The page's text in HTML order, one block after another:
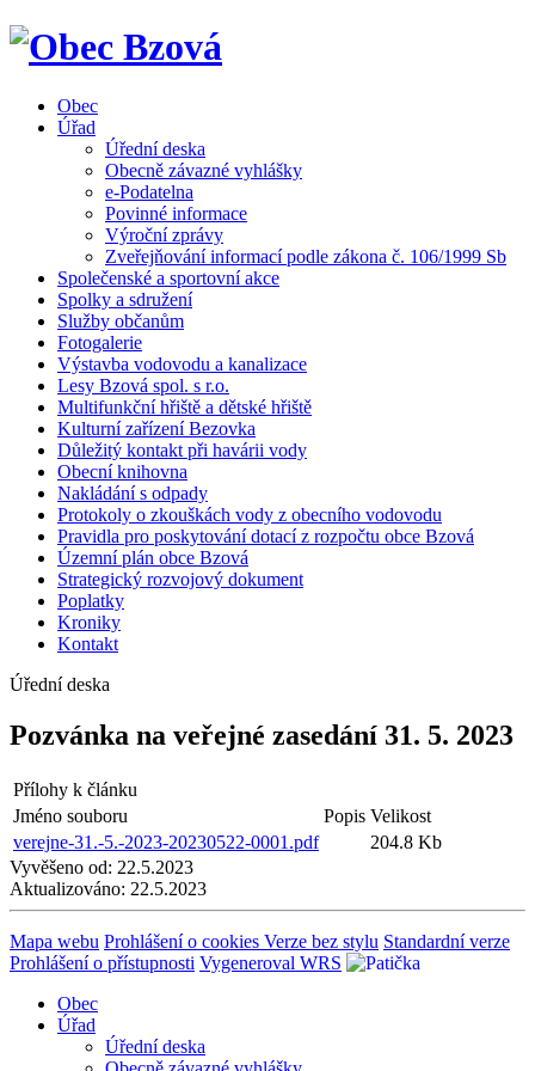
Obec
Úřad
Úřední deska
Obecně závazné vyhlášky
e-Podatelna
Povinné informace
Výroční zprávy
Zveřejňování informací podle zákona č. 106/1999 Sb
Společenské a sportovní akce
Spolky a sdružení
Služby občanům
Fotogalerie
Výstavba vodovodu a kanalizace
Lesy Bzová spol. s r.o.
Multifunkční hřiště a dětské hřiště
Kulturní zařízení Bezovka
Důležitý kontakt při havárii vody
Obecní knihovna
Nakládání s odpady
Protokoly o zkouškách vody z obecního vodovodu
Pravidla pro poskytování dotací z rozpočtu obce Bzová
Územní plán obce Bzová
Strategický rozvojový dokument
Poplatky
Kroniky
Kontakt
Úřední deska
Pozvánka na veřejné zasedání 31. 5. 2023
Přílohy k článku
Jméno souboru
Popis Velikost
verejne-31.-5.-2023-20230522-0001.pdf
204.8 Kb
Vyvěšeno od: 22.5.2023
Aktualizováno: 22.5.2023
Mapa webu Prohlášení o cookies Verze bez stylu Standardní verze
Prohlášení o přístupnosti Vygeneroval WRS
Obec
Úřad
Úřední deska